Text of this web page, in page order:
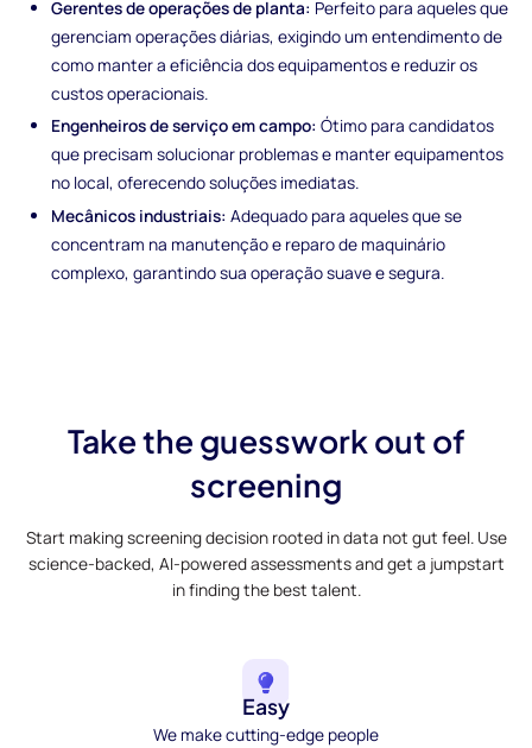
Gerentes de operações de planta: Perfeito para aqueles que
gerenciam operações diárias, exigindo um entendimento de
como manter a eficiência dos equipamentos e reduzir os
custos operacionais.
Engenheiros de serviço em campo: Ótimo para candidatos
que precisam solucionar problemas e manter equipamentos
no local, oferecendo soluções imediatas.
Mecânicos industriais: Adequado para aqueles que se
concentram na manutenção e reparo de maquinário
complexo, garantindo sua operação suave e segura.
Take the guesswork out of
screening
Start making screening decision rooted in data not gut feel. Use
science-backed, AI-powered assessments and get a jumpstart
in finding the best talent.
Easy
We make cutting-edge people